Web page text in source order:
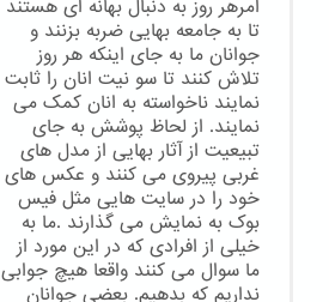
امرهر روز به دنبال بهانه ای هستند
تا به جامعه بهایی ضربه بزنند و
جوانان ما به جای اینکه هر روز
تلاش کنند تا سو نیت انان را ثابت
نمایند ناخواسته به انان کمک می
نمایند. از لحاظ پوشش به جای
تبیعیت از آثار بهایی از مدل های
غربی پیروی می کنند و عکس های
خود را در سایت هایی مثل فیس
بوک به نمایش می گذارند .ما به
خیلی از افرادی که در این مورد از
ما سوال می کنند واقعا هیچ جوابی
نداریم که بدهیم. بعضی جوانان